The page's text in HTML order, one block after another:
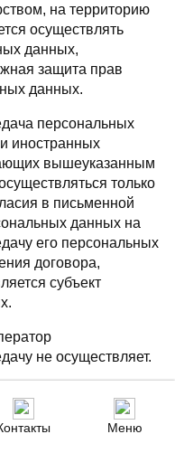
на территорию
осуществлять
данных,
защита прав
данных.
персональных
иностранных
вышеуказанным
только
в письменной
данных на
его персональных
договора,
субъект
не осуществляет.
Меню